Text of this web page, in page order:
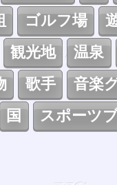
ゴルフ場
観光地
温泉
歌手
音楽
国 スポーツ